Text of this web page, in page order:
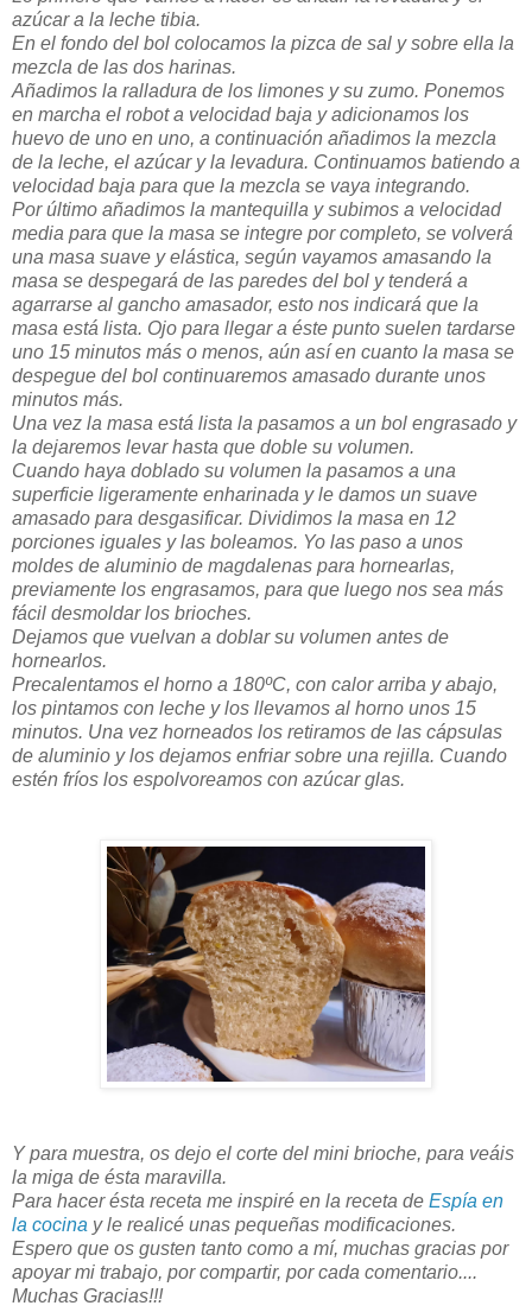
azúcar a la leche tibia.
En el fondo del bol colocamos la pizca de sal y sobre ella la
mezcla de las dos harinas.
Añadimos la ralladura de los limones y su zumo. Ponemos
en marcha el robot a velocidad baja y adicionamos los
huevo de uno en uno, a continuación añadimos la mezcla
de la leche, el azúcar y la levadura. Continuamos batiendo a
velocidad baja para que la mezcla se vaya integrando.
Por último añadimos la mantequilla y subimos a velocidad
media para que la masa se integre por completo, se volverá
una masa suave y elástica, según vayamos amasando la
masa se despegará de las paredes del bol y tenderá a
agarrarse al gancho amasador, esto nos indicará que la
masa está lista. Ojo para llegar a éste punto suelen tardarse
uno 15 minutos más o menos, aún así en cuanto la masa se
despegue del bol continuaremos amasado durante unos
minutos más.
Una vez la masa está lista la pasamos a un bol engrasado y
la dejaremos levar hasta que doble su volumen.
Cuando haya doblado su volumen la pasamos a una
superficie ligeramente enharinada y le damos un suave
amasado para desgasificar. Dividimos la masa en 12
porciones iguales y las boleamos. Yo las paso a unos
moldes de aluminio de magdalenas para hornearlas,
previamente los engrasamos, para que luego nos sea más
fácil desmoldar los brioches.
Dejamos que vuelvan a doblar su volumen antes de
hornearlos.
Precalentamos el horno a 180ºC, con calor arriba y abajo,
los pintamos con leche y los llevamos al horno unos 15
minutos. Una vez horneados los retiramos de las cápsulas
de aluminio y los dejamos enfriar sobre una rejilla. Cuando
estén fríos los espolvoreamos con azúcar glas.
Y para muestra, os dejo el corte del mini brioche, para veáis
la miga de ésta maravilla.
Para hacer ésta receta me inspiré en la receta de Espía en
la cocina y le realicé unas pequeñas modificaciones.
Espero que os gusten tanto como a mí, muchas gracias por
apoyar mi trabajo, por compartir, por cada comentario....
Muchas Gracias!!!